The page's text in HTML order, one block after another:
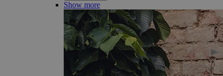
Show more